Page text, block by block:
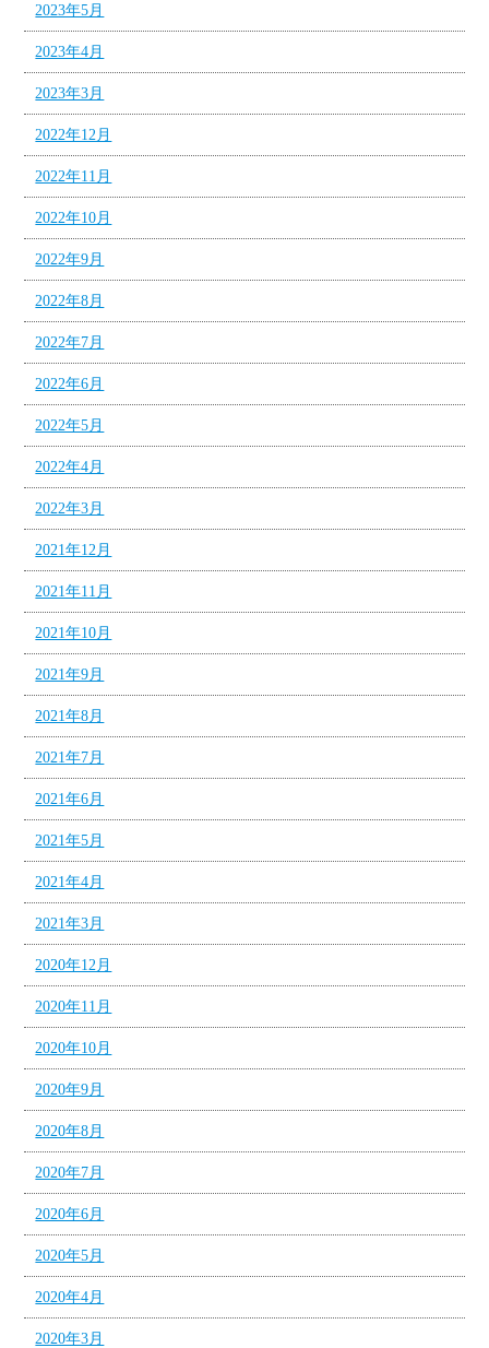
2023年5月
2023年4月
2023年3月
2022年12月
2022年11月
2022年10月
2022年9月
2022年8月
2022年7月
2022年6月
2022年5月
2022年4月
2022年3月
2021年12月
2021年11月
2021年10月
2021年9月
2021年8月
2021年7月
2021年6月
2021年5月
2021年4月
2021年3月
2020年12月
2020年11月
2020年10月
2020年9月
2020年8月
2020年7月
2020年6月
2020年5月
2020年4月
2020年3月